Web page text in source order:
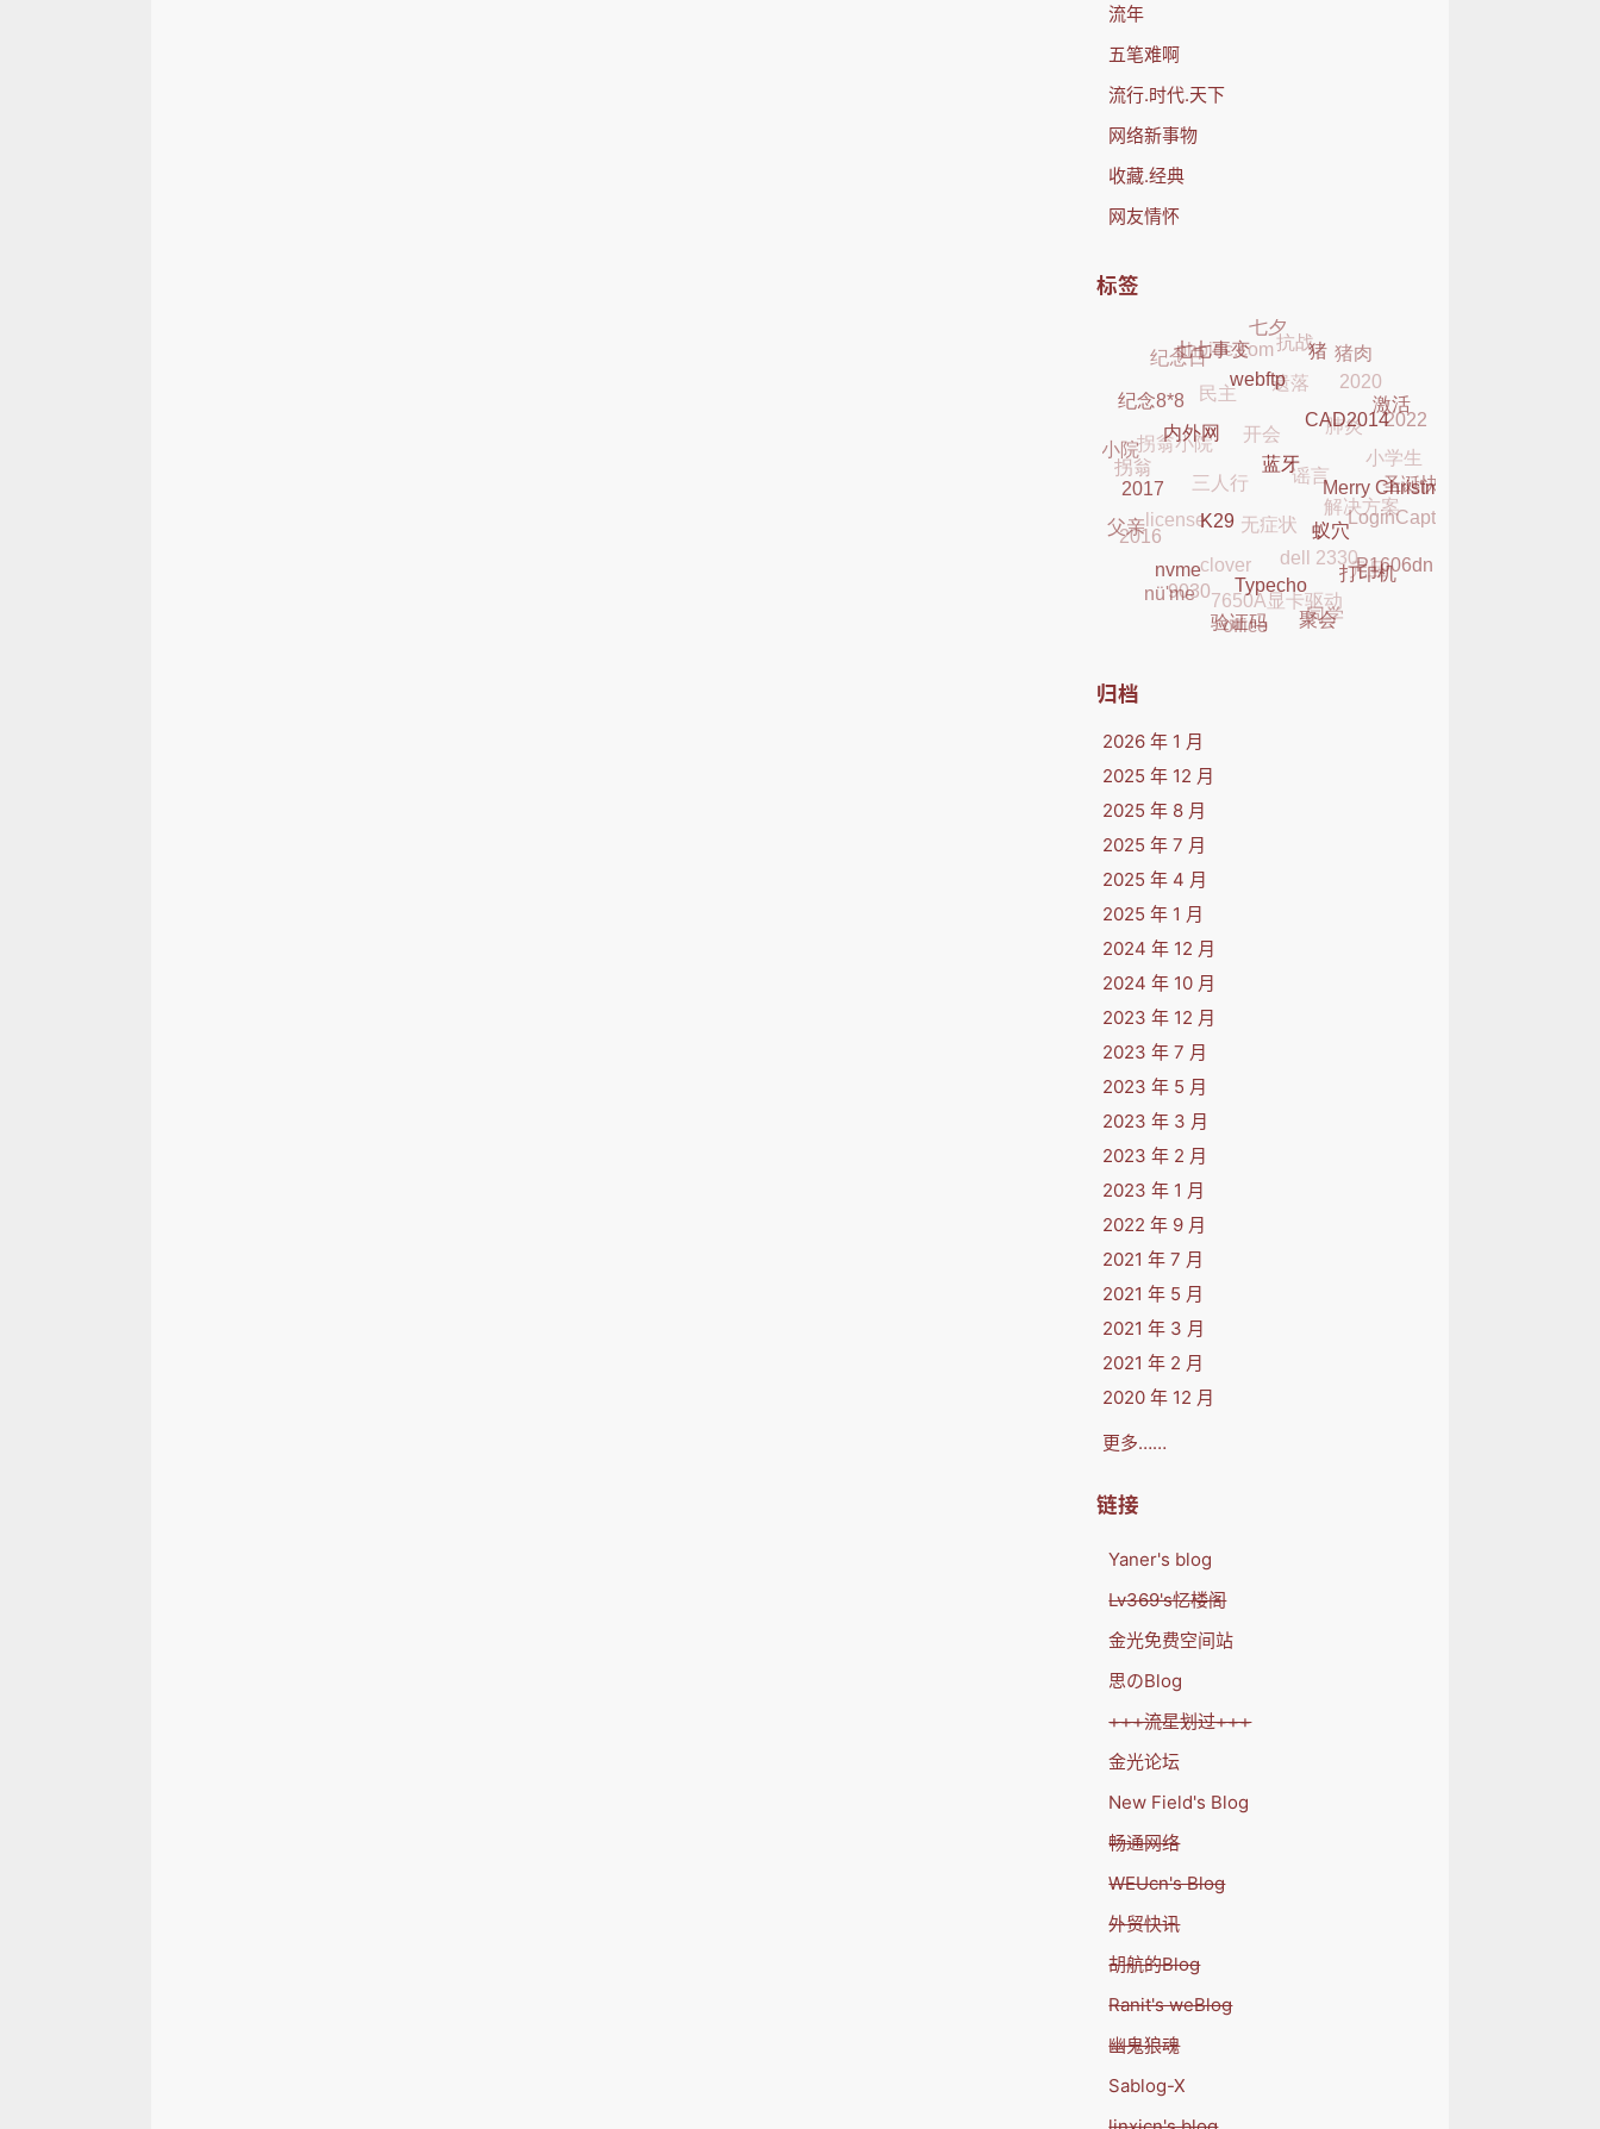
流年
五笔难啊
流行.时代.天下
网络新事物
收藏.经典
网友情怀
标签
P1606dn
打印机
聚会
同学
元旦
LoginCaptcha
圣诞快乐
Merry Christmas
蚁穴
Typecho
验证码
office
7650A显卡驱动
dell 2330
解决方案
2022
激活
CAD2014
蓝牙
K29
nvme
nü'me
9030
无症状
谣言
2020
猪肉
猪
webftp
2017
父亲
2016
三人行
开会
遗落
抗战
七夕
七七事变
纪念8*8
小院
拐翁
拐翁小院
民主
phpidc.com
纪念日
归档
2026 年 1 月
2025 年 12 月
2025 年 8 月
2025 年 7 月
2025 年 4 月
2025 年 1 月
2024 年 12 月
2024 年 10 月
2023 年 12 月
2023 年 7 月
2023 年 5 月
2023 年 3 月
2023 年 2 月
2023 年 1 月
2022 年 9 月
2021 年 7 月
2021 年 5 月
2021 年 3 月
2021 年 2 月
2020 年 12 月
更多……
链接
Yaner's blog
Lv369's忆楼阁
金光免费空间站
思のBlog
+++流星划过+++
金光论坛
New Field's Blog
畅通网络
WEUcn's Blog
外贸快讯
胡航的Blog
Ranit's weBlog
幽鬼狼魂
Sablog-X